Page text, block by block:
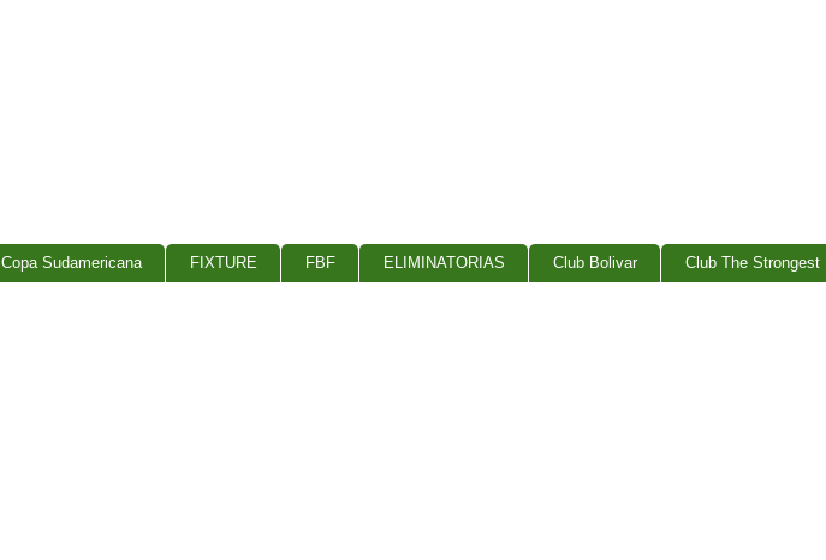
Copa Sudamericana FIXTURE FBF ELIMINATORIAS Club Bolivar Club The Strongest